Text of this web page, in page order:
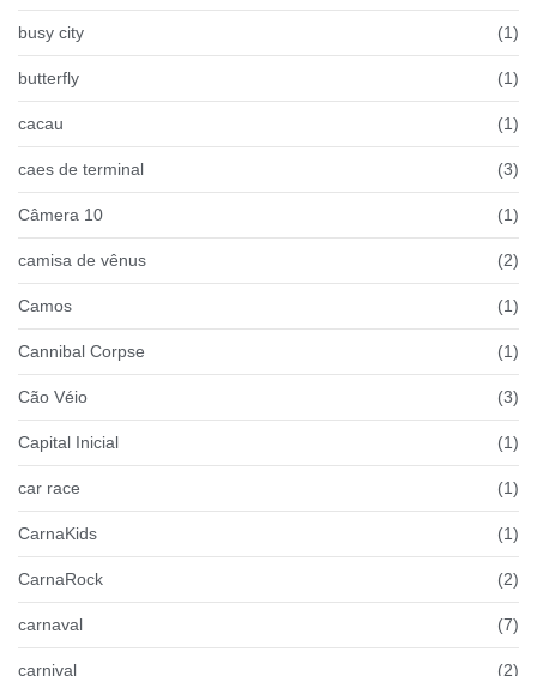
busy city (1)
butterfly (1)
cacau (1)
caes de terminal (3)
Câmera 10 (1)
camisa de vênus (2)
Camos (1)
Cannibal Corpse (1)
Cão Véio (3)
Capital Inicial (1)
car race (1)
CarnaKids (1)
CarnaRock (2)
carnaval (7)
carnival (2)